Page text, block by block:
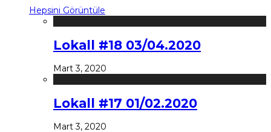
Hepsini Görüntüle
Lokall #18 03/04.2020
Mart 3, 2020
Lokall #17 01/02.2020
Mart 3, 2020